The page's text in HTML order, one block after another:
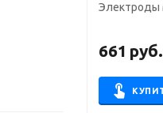
661 руб.